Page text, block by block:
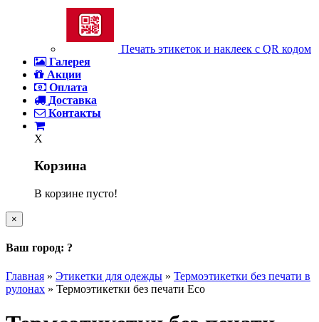
Печать этикеток и наклеек с QR кодом
Галерея
Акции
Оплата
Доставка
Контакты
X
Корзина
В корзине пусто!
×
Ваш город: ?
Главная » Этикетки для одежды » Термоэтикетки без печати в
рулонах » Термоэтикетки без печати Eco